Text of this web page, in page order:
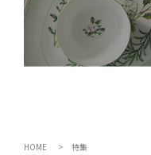
HOME
特集